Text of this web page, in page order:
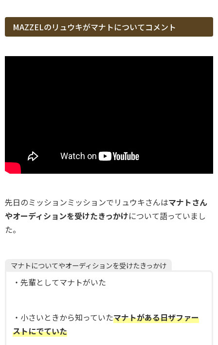
MAZZELのリュウキがマナトについてコメント
先日のミッションミッションでリュウキさんはマナトさん
やオーディションを受けたきっかけについて語っていまし
た。
マナトについてやオーディションを受けたきっかけ
・先輩としてマナトがいた
・小さいときから知っていたマナトがある日ザファー
ストにでていた